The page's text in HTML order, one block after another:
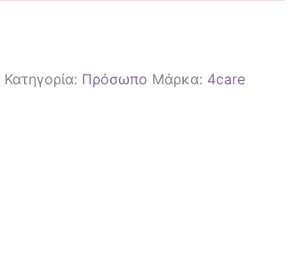
Κατηγορία: Πρόσωπο Μάρκα: 4care